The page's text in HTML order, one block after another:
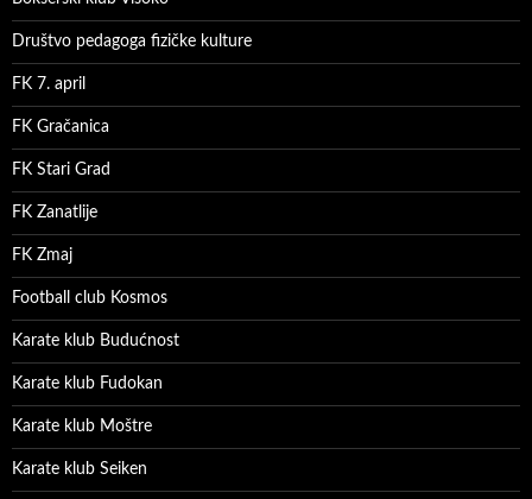
Društvo pedagoga fizičke kulture
FK 7. april
FK Gračanica
FK Stari Grad
FK Zanatlije
FK Zmaj
Football club Kosmos
Karate klub Budućnost
Karate klub Fudokan
Karate klub Moštre
Karate klub Seiken